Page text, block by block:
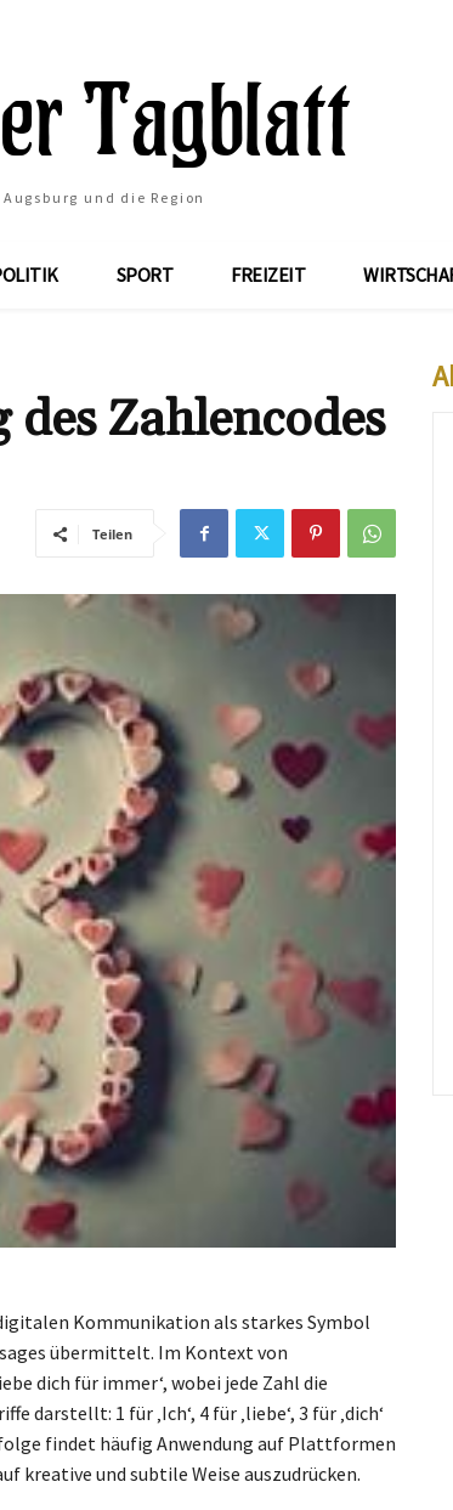
und die Region
SPORT FREIZEIT
Zahlencodes
Teilen
Kommunikation als starkes Symbol
übermittelt. Im Kontext von
dich für immer‘, wobei jede Zahl die
darstellt: 1 für ‚Ich‘, 4 für ‚liebe‘, 3 für ‚dich‘
findet häufig Anwendung auf Plattformen
kreative und subtile Weise auszudrücken.